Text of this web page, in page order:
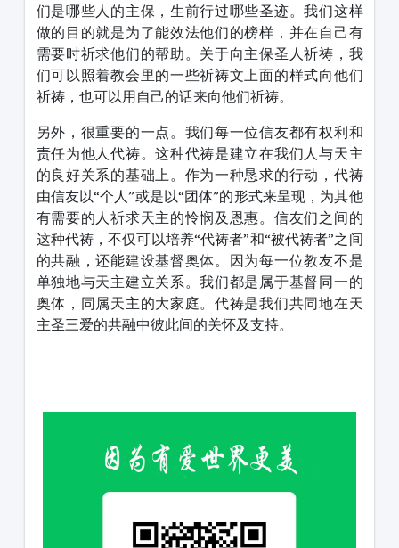
们是哪些人的主保，生前行过哪些圣迹。我们这样
做的目的就是为了能效法他们的榜样，并在自己有
需要时祈求他们的帮助。关于向主保圣人祈祷，我
们可以照着教会里的一些祈祷文上面的样式向他们
祈祷，也可以用自己的话来向他们祈祷。
另外，很重要的一点。我们每一位信友都有权利和
责任为他人代祷。这种代祷是建立在我们人与天主
的良好关系的基础上。作为一种恳求的行动，代祷
由信友以“个人”或是以“团体”的形式来呈现，为其他
有需要的人祈求天主的怜悯及恩惠。信友们之间的
这种代祷，不仅可以培养“代祷者”和“被代祷者”之间
的共融，还能建设基督奥体。因为每一位教友不是
单独地与天主建立关系。我们都是属于基督同一的
奥体，同属天主的大家庭。代祷是我们共同地在天
主圣三爱的共融中彼此间的关怀及支持。